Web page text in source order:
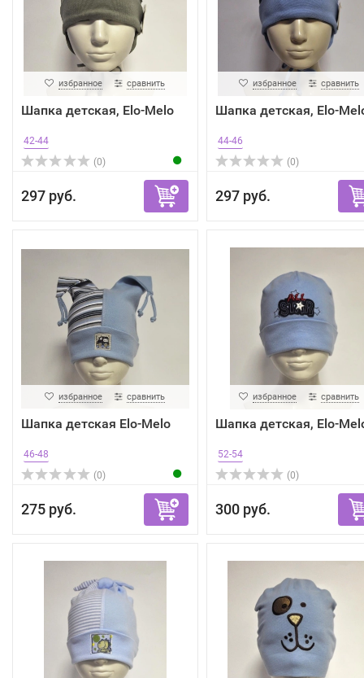
избранное сравнить
Шапка детская, Elo-Melo
42-44
(0)
297 руб.
избранное сравнить
Шапка детская, Elo-
44-46
(0)
297 руб.
избранное сравнить
Шапка детская Elo-Melo
46-48
(0)
275 руб.
избранное сравнить
Шапка детская, Elo-
52-54
(0)
300 руб.